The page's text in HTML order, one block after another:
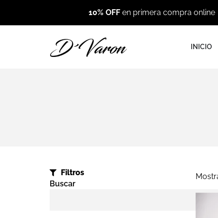
10% OFF en primera compra online
INICIO
Filtros
Buscar